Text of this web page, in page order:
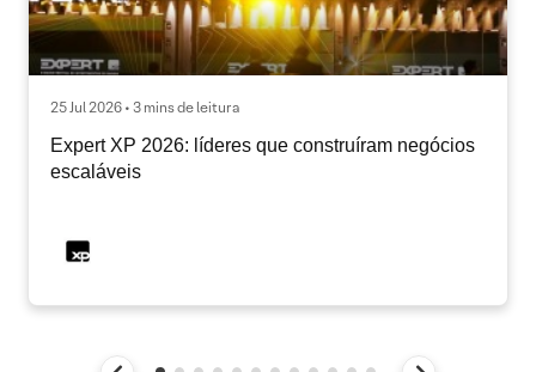
25 Jul 2026 • 3 mins de leitura
Expert XP 2026: líderes que construíram negócios
escaláveis